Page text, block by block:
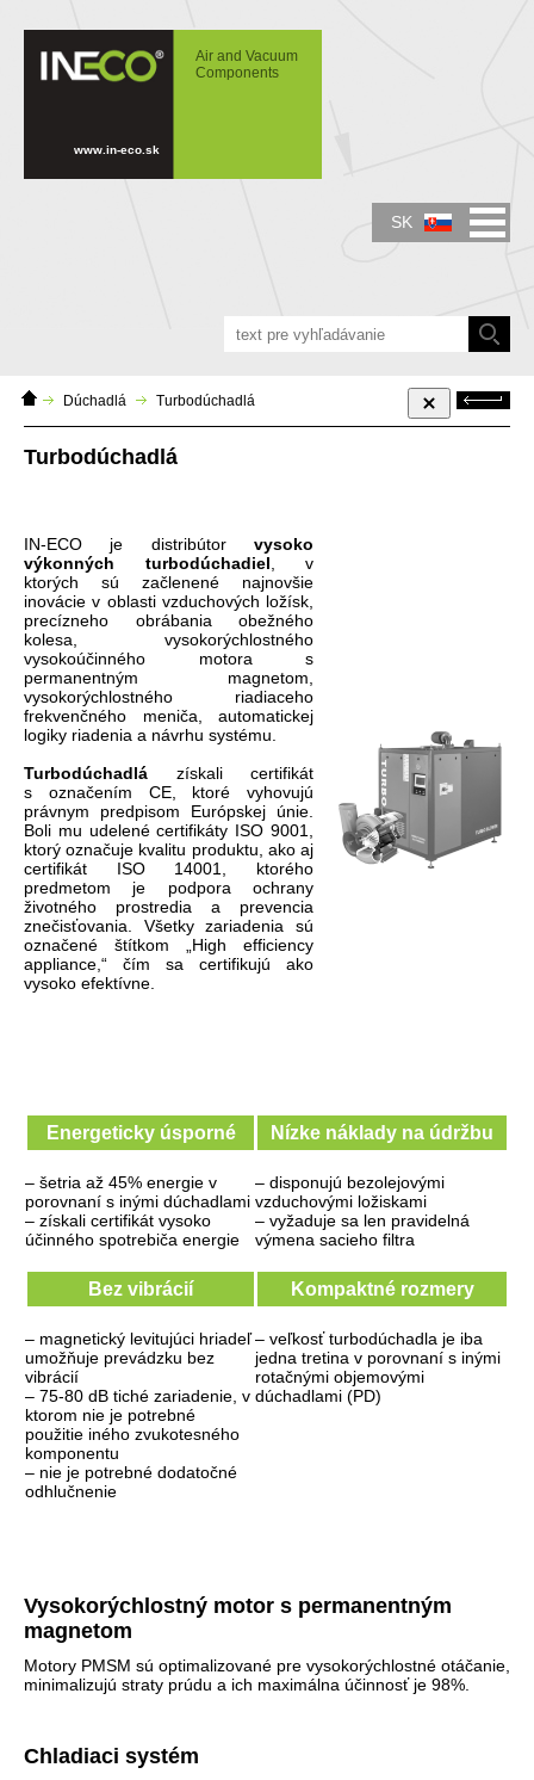
Turbodúchadlá
Air and Vacuum
Components
www.in-eco.sk
Domáca
stránka
Dúchadlá Turbodúchadlá Späť
Turbodúchadlá
IN-ECO je distribútor vysoko
výkonných
turbodúchadiel , v
ktorých sú začlenené najnovšie
inovácie v oblasti vzduchových ložísk,
precízneho obrábania obežného
kolesa, vysokorýchlostného
vysokoúčinného motora s
permanentným magnetom,
vysokorýchlostného riadiaceho
frekvenčného meniča, automatickej
logiky riadenia a návrhu systému.
Turbodúchadlá získali certifikát
s označením CE, ktoré vyhovujú
právnym predpisom Európskej únie.
Boli mu udelené certifikáty ISO 9001,
ktorý označuje kvalitu produktu, ako aj
certifikát ISO 14001, ktorého
predmetom je podpora ochrany
životného prostredia a prevencia
znečisťovania. Všetky zariadenia sú
označené štítkom „High efficiency
appliance,“ čím sa certifikujú ako
vysoko efektívne.
Energeticky úsporné Nízke náklady na údržbu
– šetria až 45% energie v
porovnaní s inými dúchadlami
– získali certifikát vysoko
účinného spotrebiča energie
– disponujú bezolejovými
vzduchovými ložiskami
– vyžaduje sa len pravidelná
výmena sacieho filtra
Bez vibrácií Kompaktné rozmery
– magnetický levitujúci hriadeľ
umožňuje prevádzku bez
vibrácií
– 75-80 dB tiché zariadenie, v
ktorom nie je potrebné
použitie iného zvukotesného
komponentu
– nie je potrebné dodatočné
odhlučnenie
– veľkosť turbodúchadla je iba
jedna tretina v porovnaní s inými
rotačnými objemovými
dúchadlami (PD)
Vysokorýchlostný motor s permanentným
magnetom
Motory PMSM sú optimalizované pre vysokorýchlostné otáčanie,
minimalizujú straty prúdu a ich maximálna účinnosť je 98%.
Chladiaci systém
SK